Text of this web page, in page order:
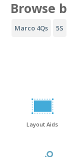
Browse
Marco 4Qs 5S
Layout Aids